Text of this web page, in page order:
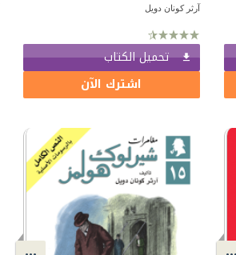
آرثر كونان دويل
تحميل الكتاب
اشترك الآن